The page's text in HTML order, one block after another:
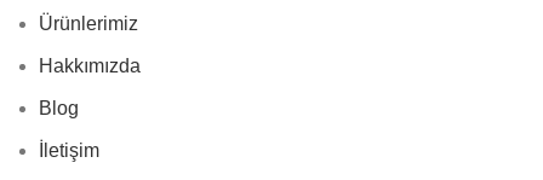
Ürünlerimiz
Hakkımızda
Blog
İletişim